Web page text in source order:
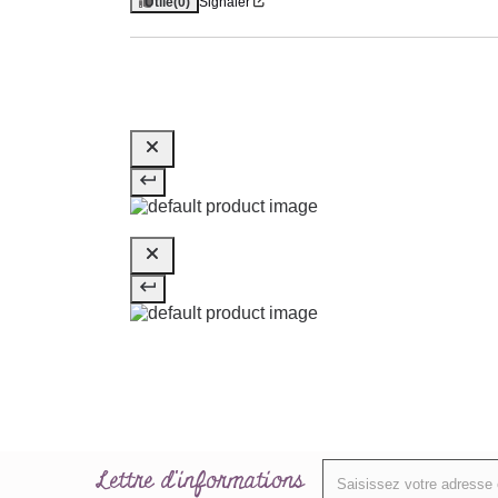
Lettre d'informations